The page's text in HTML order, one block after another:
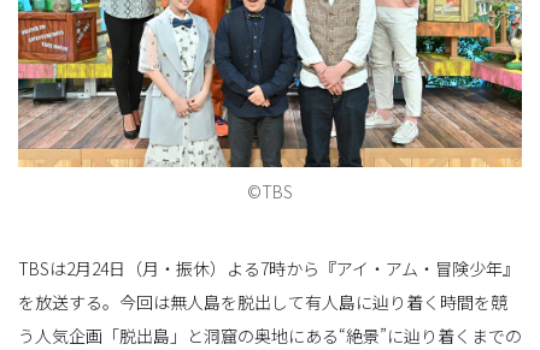
替
©TBS
TBSは2月24日（月・振休）よる7時から『アイ・アム・冒険少年』
を放送する。今回は無人島を脱出して有人島に辿り着く時間を競
う人気企画「脱出島」と洞窟の奥地にある“絶景”に辿り着くまでの